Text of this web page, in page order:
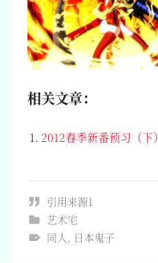
相关文章：
2012春季新番预习（下）
引用来源1
艺术宅
同人 , 日本鬼子